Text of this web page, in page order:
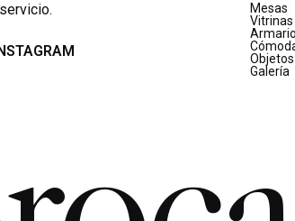
Mesas
Vitrinas
Objetos
Galería